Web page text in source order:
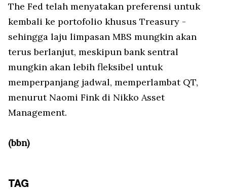
The Fed telah menyatakan preferensi untuk
kembali ke portofolio khusus Treasury -
sehingga laju limpasan MBS mungkin akan
terus berlanjut, meskipun bank sentral
mungkin akan lebih fleksibel untuk
memperpanjang jadwal, memperlambat QT,
menurut Naomi Fink di Nikko Asset
Management.
(bbn)
TAG